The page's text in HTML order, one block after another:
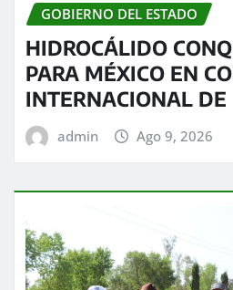
GOBIERNO DEL ESTADO
HIDROCÁLIDO
PARA MÉXICO EN
INTERNACIONAL DE
admin Ago 9, 2026